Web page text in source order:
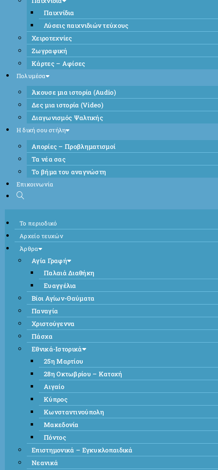
Παιχνίδια
Λύσεις παιχνιδιών τεύχους
Χειροτεχνίες
Ζωγραφική
Κάρτες – Αφίσες
Πολυμέσα
Άκουσε μια ιστορία (Audio)
Δες μια ιστορία (Video)
Διαγωνισμός Ψαλτικής
Η δική σου στήλη
Απορίες – Προβληματισμοί
Τα νέα σας
Το βήμα του αναγνώστη
Επικοινωνία
Το περιοδικό
Αρχείο τευχών
Άρθρα
Αγία Γραφή
Παλαιά Διαθήκη
Ευαγγέλια
Βίοι Αγίων-Θαύματα
Παναγία
Χριστούγεννα
Πάσχα
Εθνικά-Ιστορικά
25η Μαρτίου
28η Οκτωβρίου – Κατοχή
Αιγαίο
Κύπρος
Κωνσταντινούπολη
Μακεδονία
Πόντος
Επιστημονικά – Εγκυκλοπαιδικά
Νεανικά